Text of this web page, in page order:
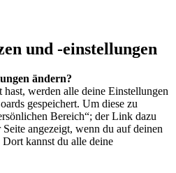
und -einstellungen
ändern?
werden alle deine Einstellungen
gespeichert. Um diese zu
Bereich“; der Link dazu
angezeigt, wenn du auf deinen
kannst du alle deine